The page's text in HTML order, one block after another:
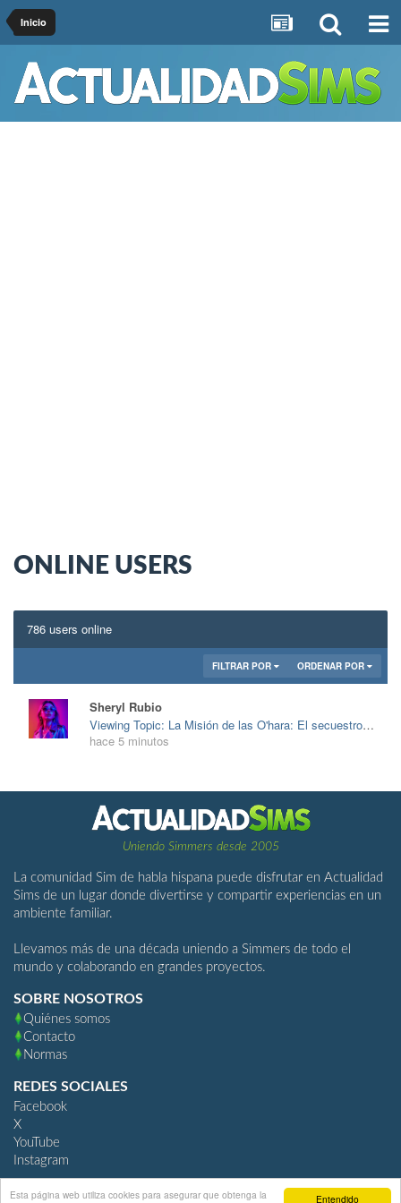
Entendido
Esta página web utiliza cookies para asegurar que obtenga la
Inicio
ONLINE USERS
786 users online
ORDENAR POR
FILTRAR POR
Sheryl Rubio
Viewing Topic: La Misión de las O'hara: El secuestro de Photobucket
hace 5 minutos
Uniendo Simmers desde 2005
La comunidad Sim de habla hispana puede disfrutar en Actualidad
Sims de un lugar donde divertirse y compartir experiencias en un
ambiente familiar.
Llevamos más de una década uniendo a Simmers de todo el
mundo y colaborando en grandes proyectos.
SOBRE NOSOTROS
Quiénes somos
Contacto
Normas
REDES SOCIALES
Facebook
X
YouTube
Instagram